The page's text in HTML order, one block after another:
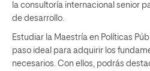
la consultoría internacional senior
de desarrollo.
Estudiar la Maestría en Políticas
paso ideal para adquirir los
necesarios. Con ellos, podrás